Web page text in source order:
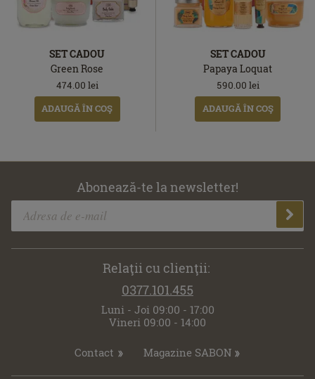
SET CADOU
Green Rose
474.00 lei
ADAUGĂ ÎN COŞ
SET CADOU
Papaya Loquat
590.00 lei
ADAUGĂ ÎN COŞ
Abonează-te la newsletter!
Relaţii cu clienţii:
0377.101.455
Luni - Joi 09:00 - 17:00
Vineri 09:00 - 14:00
Contact Magazine SABON